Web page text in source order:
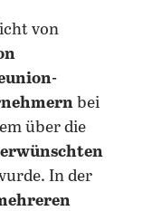
von
bei
über die
In der